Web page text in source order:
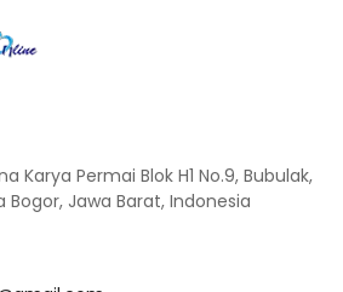
Karya Permai Blok H1 No.9, Bubulak,
Bogor, Jawa Barat, Indonesia